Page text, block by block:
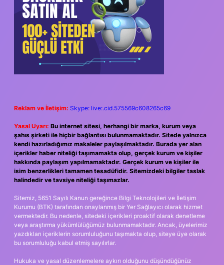
Reklam ve İletişim: Skype: live:.cid.575569c608265c69
Yasal Uyarı: Bu internet sitesi, herhangi bir marka, kurum veya
şahıs şirketi ile hiçbir bağlantısı bulunmamaktadır. Sitede yalnızca
kendi hazırladığımız makaleler paylaşılmaktadır. Burada yer alan
içerikler haber niteliği taşımamakta olup, gerçek kurum ve kişiler
hakkında paylaşım yapılmamaktadır. Gerçek kurum ve kişiler ile
isim benzerlikleri tamamen tesadüfidir. Sitemizdeki bilgiler taslak
halindedir ve tavsiye niteliği taşımazlar.
Sitemiz, 5651 Sayılı Kanun gereğince Bilgi Teknolojileri ve İletişim
Kurumu (BTK) tarafından onaylanmış bir Yer Sağlayıcı olarak hizmet
vermektedir. Bu nedenle, sitedeki içerikleri proaktif olarak denetleme
veya araştırma yükümlülüğümüz bulunmamaktadır. Ancak, üyelerimiz
yazdıkları içeriklerin sorumluluğunu taşımakta olup, siteye üye olarak
bu sorumluluğu kabul etmiş sayılırlar.
Hukuka ve yasal düzenlemelere aykırı olduğunu düşündüğünüz